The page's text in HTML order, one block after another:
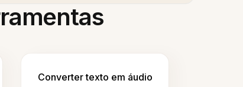
Converter texto em áudio